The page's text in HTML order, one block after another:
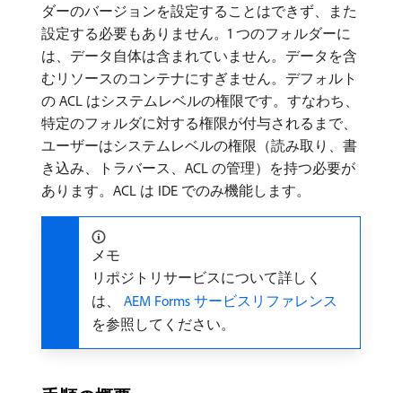
ダーのバージョンを設定することはできず、また
設定する必要もありません。1 つのフォルダーに
は、データ自体は含まれていません。データを含
むリソースのコンテナにすぎません。デフォルト
の ACL はシステムレベルの権限です。すなわち、
特定のフォルダに対する権限が付与されるまで、
ユーザーはシステムレベルの権限（読み取り、書
き込み、トラバース、ACL の管理）を持つ必要が
あります。ACL は IDE でのみ機能します。
メモ
リポジトリサービスについて詳しく
は、 AEM Forms サービスリファレンス
を参照してください。